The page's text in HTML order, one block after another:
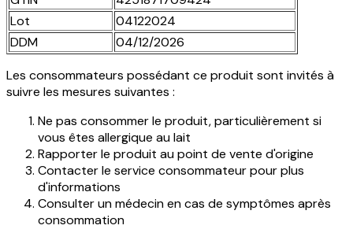
Lot
04122024
DDM
04/12/2026
Les consommateurs possédant ce produit sont invités à
suivre les mesures suivantes :
Ne pas consommer le produit, particulièrement si
vous êtes allergique au lait
Rapporter le produit au point de vente d'origine
Contacter le service consommateur pour plus
d'informations
Consulter un médecin en cas de symptômes après
consommation